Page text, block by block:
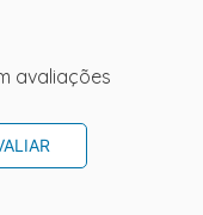
avaliações